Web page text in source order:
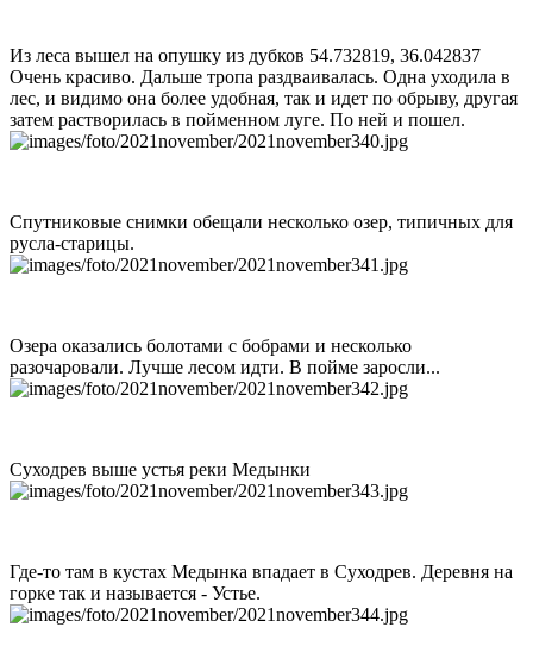
Из леса вышел на опушку из дубков 54.732819, 36.042837
Очень красиво. Дальше тропа раздваивалась. Одна уходила в
лес, и видимо она более удобная, так и идет по обрыву, другая
затем растворилась в пойменном луге. По ней и пошел.
Спутниковые снимки обещали несколько озер, типичных для
русла-старицы.
Озера оказались болотами с бобрами и несколько
разочаровали. Лучше лесом идти. В пойме заросли...
Суходрев выше устья реки Медынки
Где-то там в кустах Медынка впадает в Суходрев. Деревня на
горке так и называется - Устье.